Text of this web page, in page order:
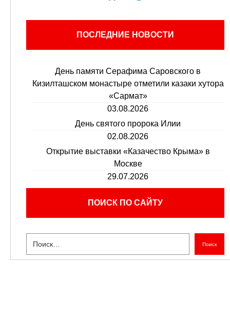
ПОСЛЕДНИЕ НОВОСТИ
День памяти Серафима Саровского в
Кизилташском монастыре отметили казаки хутора
«Сармат»
03.08.2026
День святого пророка Илии
02.08.2026
Открытие выставки «Казачество Крыма» в
Москве
29.07.2026
ПОИСК ПО САЙТУ
Поиск